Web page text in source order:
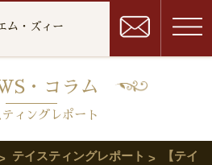
ム・ズィー
・コラム
ィングレポート
テイスティングレポート
【テイ